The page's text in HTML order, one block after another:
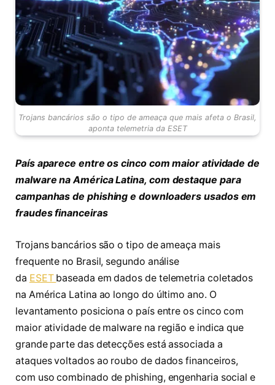
Trojans bancários são o tipo de ameaça que mais afeta o Brasil,
aponta telemetria da ESET
País aparece entre os cinco com maior atividade de
malware na América Latina, com destaque para
campanhas de phishing e downloaders usados em
fraudes financeiras
Trojans bancários são o tipo de ameaça mais
frequente no Brasil, segundo análise
da ESET baseada em dados de telemetria coletados
na América Latina ao longo do último ano. O
levantamento posiciona o país entre os cinco com
maior atividade de malware na região e indica que
grande parte das detecções está associada a
ataques voltados ao roubo de dados financeiros,
com uso combinado de phishing, engenharia social e